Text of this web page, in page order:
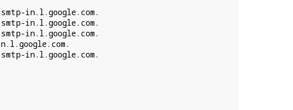
in.l.google.com.
in.l.google.com.
in.l.google.com.
in.l.google.com.